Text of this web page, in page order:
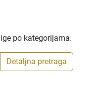
po kategorijama.
Detaljna pretraga